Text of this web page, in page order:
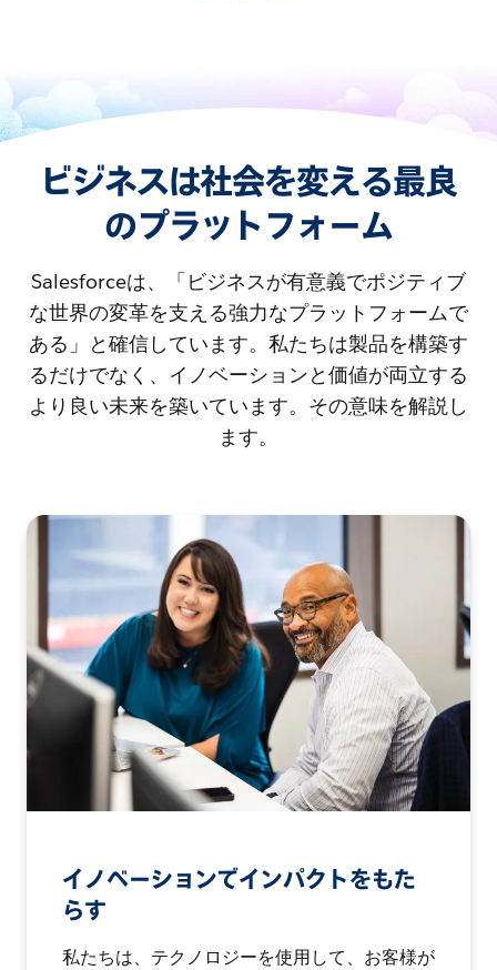
ビジネスは社会を変える最良
のプラットフォーム
Salesforceは、「ビジネスが有意義でポジティブ
な世界の変革を支える強力なプラットフォームで
ある」と確信しています。私たちは製品を構築す
るだけでなく、イノベーションと価値が両立する
より良い未来を築いています。その意味を解説し
ます。
イノベーションでインパクトをもた
らす
私たちは、テクノロジーを使用して、お客様が